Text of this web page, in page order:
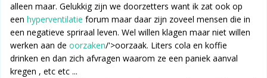
alleen maar. Gelukkig zijn we doorzetters want ik zat ook op
een hyperventilatie forum maar daar zijn zoveel mensen die in
een negatieve spriraal leven. Wel willen klagen maar niet willen
werken aan de oorzaken/'>oorzaak. Liters cola en koffie
drinken en dan zich afvragen waarom ze een paniek aanval
kregen , etc etc ...